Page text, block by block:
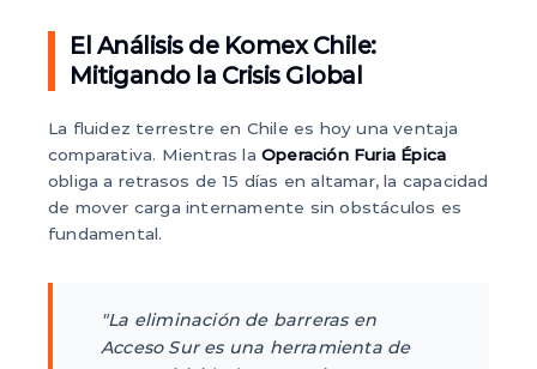
El Análisis de Komex Chile:
Mitigando la Crisis Global
La fluidez terrestre en Chile es hoy una ventaja
comparativa. Mientras la Operación Furia Épica
obliga a retrasos de 15 días en altamar, la capacidad
de mover carga internamente sin obstáculos es
fundamental.
"La eliminación de barreras en
Acceso Sur es una herramienta de